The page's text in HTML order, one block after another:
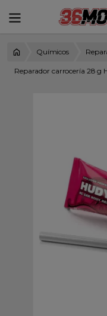
Químicos
Reparador carrocería 28 g